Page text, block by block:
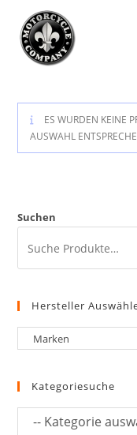
Inhalt
springen
ES WURDEN KEINE
AUSWAHL
Suchen
Hersteller
Kategoriesuche